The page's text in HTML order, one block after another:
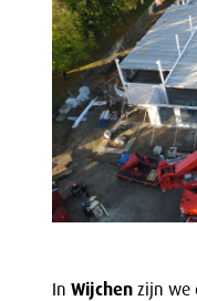
In Wijchen zijn we